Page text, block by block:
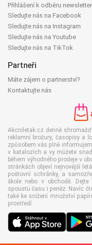
Přihlášení k odběru
Sledujte nás na Facebook
Sledujte nás na Instagram
Sledujte nás na Youtube
Sledujte nás na TikTok
Partneři
Máte zájem o partnerství?
Kontaktujte nás
Akcniletak.cz denně
reklamní brožury, časopisy a
způsobem vás plně
v katalozích a vy můžete
během výhodného prodeje v
stránkách objeví nejnovější
poštovní schránky, a
škole nebo v obchodě.
spoustu času i peněz. Navíc
také ke snížení množství
prostředí.